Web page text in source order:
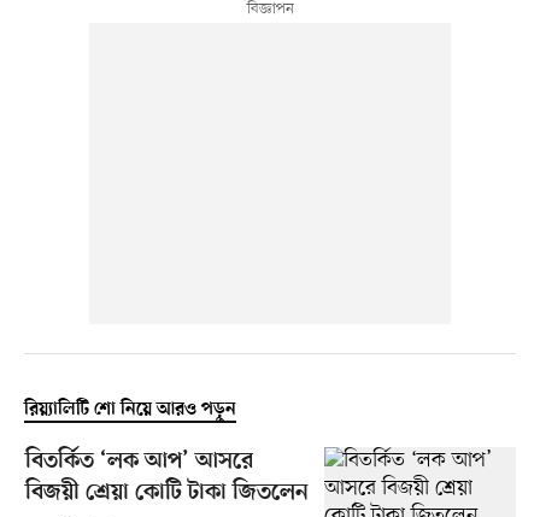
রিয়্যালিটি শো নিয়ে আরও পড়ুন
বিতর্কিত ‘লক আপ’ আসরে
বিজয়ী শ্রেয়া কোটি টাকা জিতলেন